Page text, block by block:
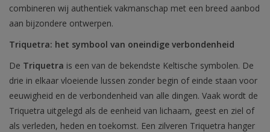
combineren wij authentiek vakmanschap met een breed aanbod
aan bijzondere ontwerpen.
Triquetra: het symbool van oneindige verbondenheid
De Triquetra is een van de bekendste Keltische symbolen. De
drie in elkaar vloeiende lussen zonder begin of einde staan voor
eeuwigheid en de verbondenheid van alle dingen. Vaak wordt de
Triquetra uitgelegd als de eenheid van lichaam, geest en ziel of
als verleden, heden en toekomst. Een zilveren Triquetra hanger